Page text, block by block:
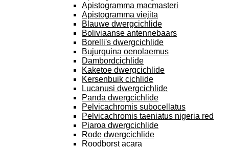
Apistogramma macmasteri
Apistogramma viejita
Blauwe dwergcichlide
Boliviaanse antennebaars
Borelli's dwergcichlide
Bujurquina oenolaemus
Dambordcichlide
Kaketoe dwergcichlide
Kersenbuik cichlide
Lucanusi dwergcichlide
Panda dwergcichlide
Pelvicachromis subocellatus
Pelvicachromis taeniatus nigeria red
Piaroa dwergcichlide
Rode dwergcichlide
Roodborst acara